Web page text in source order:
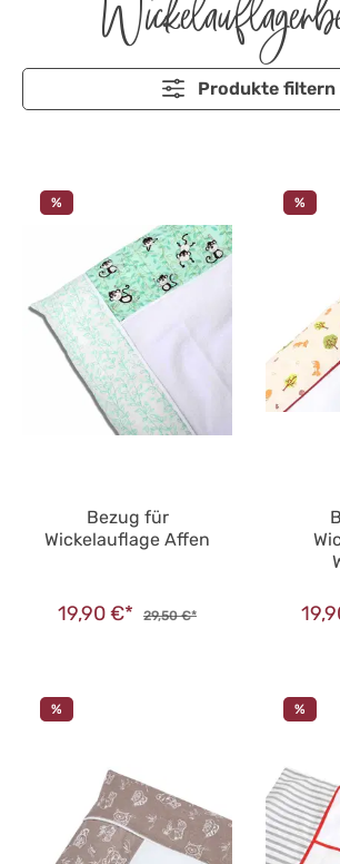
Produkte filtern
%
Bezug für
Wickelauflage Affen
19,90 €* 29,50 €*
%
% %